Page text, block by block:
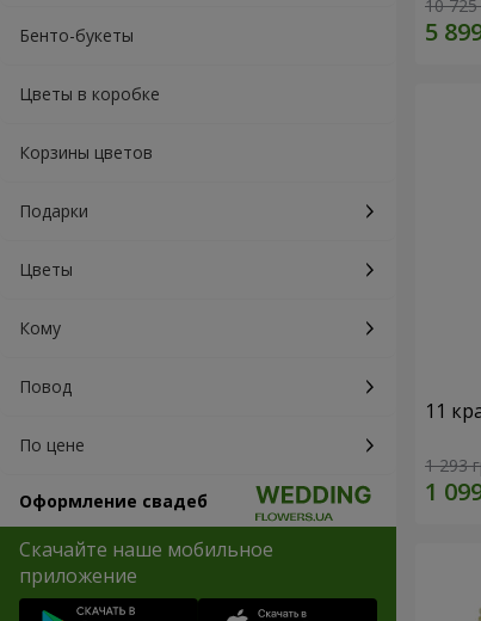
Бенто-букеты
Цветы в коробке
Корзины цветов
Подарки
Цветы
Кому
Повод
По цене
Оформление свадеб
Скачайте наше мобильное
приложение
10 725
11
1 293